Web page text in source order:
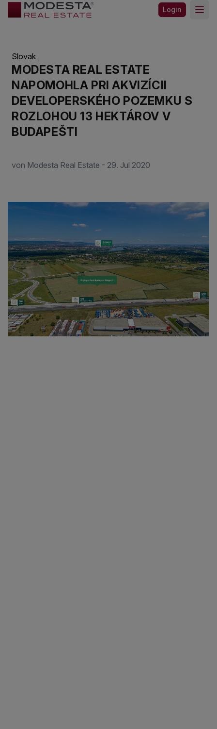
Login
Slovak
MODESTA REAL ESTATE
NAPOMOHLA PRI AKVIZÍCII
DEVELOPERSKÉHO POZEMKU S
ROZLOHOU 13 HEKTÁROV V
BUDAPEŠTI
von Modesta Real Estate - 29. Jul 2020